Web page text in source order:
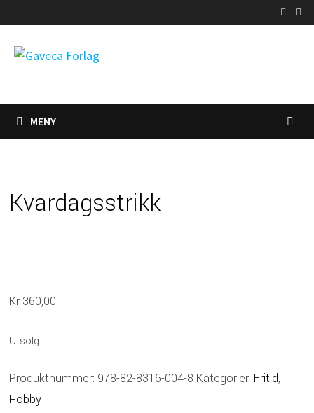
til
innhold
MENY
Kvardagsstrikk
Kr 360,00
Utsolgt
Produktnummer: 978-82-8316-004-8 Kategorier: Fritid,
Hobby